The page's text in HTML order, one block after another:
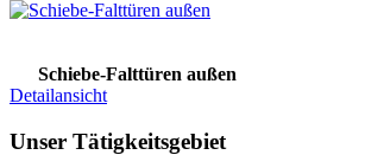
Schiebe-Falttüren außen
Detailansicht
Unser Tätigkeitsgebiet